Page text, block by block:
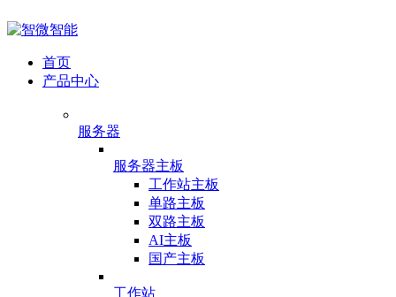
首页
产品中心
服务器
服务器主板
工作站主板
单路主板
双路主板
AI主板
国产主板
工作站